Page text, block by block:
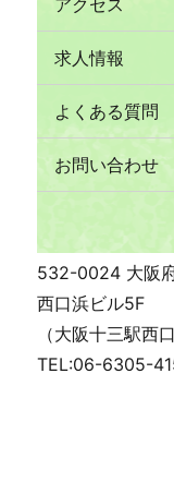
求人情報
よくある質問
お問い合わせ
532-0024 大阪
西口浜ビル5F
（大阪十三駅西
TEL:06-6305-